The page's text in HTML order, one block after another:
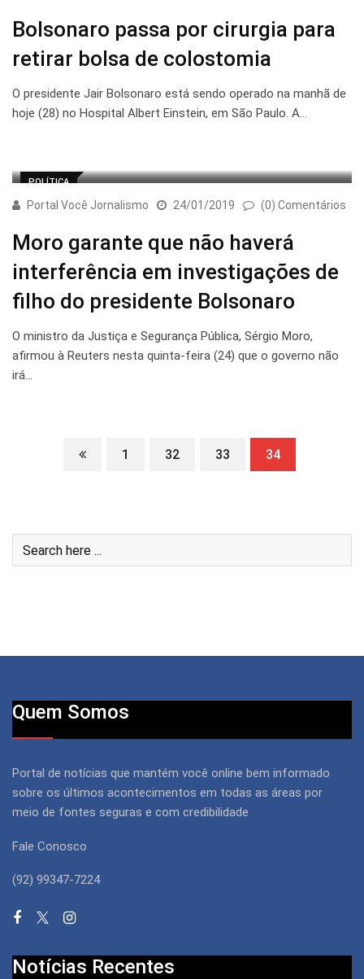
Bolsonaro passa por cirurgia para
retirar bolsa de colostomia
O presidente Jair Bolsonaro está sendo operado na manhã de
hoje (28) no Hospital Albert Einstein, em São Paulo. A…
POLÍTICA
Portal Você Jornalismo 24/01/2019 (0) Comentários
Moro garante que não haverá
interferência em investigações de
filho do presidente Bolsonaro
O ministro da Justiça e Segurança Pública, Sérgio Moro,
afirmou à Reuters nesta quinta-feira (24) que o governo não
irá…
1 32 33 34
Quem Somos
Portal de notícias que mantém você online bem informado
sobre os últimos acontecimentos em todas as áreas por
meio de fontes seguras e com credibilidade
Fale Conosco
(92) 99347-7224
Notícias Recentes